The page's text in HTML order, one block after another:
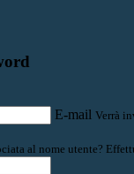
E-mail Verrà
al nome utente?